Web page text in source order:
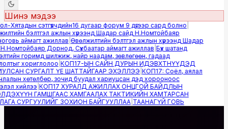
Шинэ мэдээ
Хятадын сэтгүүлчдийн16 дугаар форум 9 дүгээр сард болно|
бэлтгэл ажлын хүрээнд Шадар сайд Н.Номтойбаяр
аймагт ажиллав|Өвөлжилтийн бэлтгэл ажлын хүрээнд Шадар
Дорнод, Сүхбаатар аймагт ажиллав|Бүх шатанд
горимд шилжиж, найр наадам, зөвлөгөөн, гадаад
хориглолоо|КОП17-ЫН САЙН ДУРЫН ИДЭВХТНҮҮДЭД
СУРГАЛТ ҮЕ ШАТТАЙГААР ЭХЭЛЛЭЭ|КОП17: Соёл, аялал
хөтөлбөр, зочид буудал хариуцсан дэд хорооноос
хийлээ|КОП17 ХУРАЛД АЖИЛЛАХ ОНЦГОЙ БАЙДЛЫН
ГАМШГААС ХАМГААЛАХ ТАКТИКИЙН ХАМТАРСАН
СУРГУУЛИЙГ ЗОХИОН БАЙГУУЛЛАА|ТААНАГҮЙ ГОВЬ